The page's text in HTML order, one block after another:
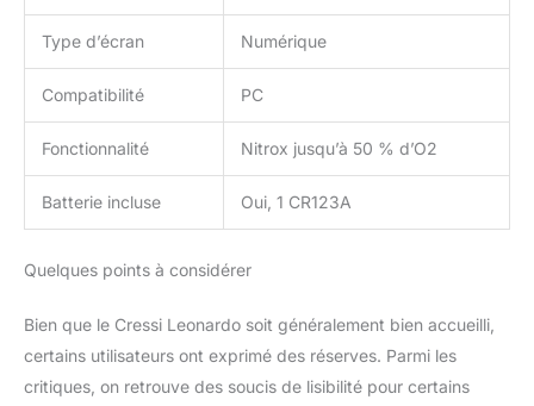
Type d’écran Numérique
Compatibilité PC
Fonctionnalité Nitrox jusqu’à 50 % d’O2
Batterie incluse Oui, 1 CR123A
Quelques points à considérer
Bien que le Cressi Leonardo soit généralement bien accueilli,
certains utilisateurs ont exprimé des réserves. Parmi les
critiques, on retrouve des soucis de lisibilité pour certains